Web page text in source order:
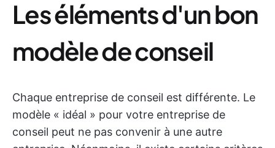
Les éléments d'un bon
modèle de conseil
Chaque entreprise de conseil est différente. Le
modèle « idéal » pour votre entreprise de
conseil peut ne pas convenir à une autre